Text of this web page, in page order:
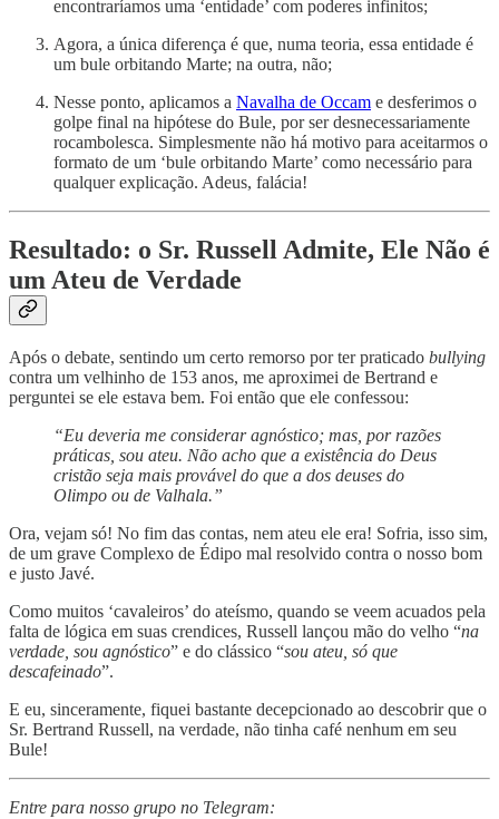
encontraríamos uma ‘entidade’ com poderes infinitos;
Agora, a única diferença é que, numa teoria, essa entidade é
um bule orbitando Marte; na outra, não;
Nesse ponto, aplicamos a Navalha de Occam e desferimos o
golpe final na hipótese do Bule, por ser desnecessariamente
rocambolesca. Simplesmente não há motivo para aceitarmos o
formato de um ‘bule orbitando Marte’ como necessário para
qualquer explicação. Adeus, falácia!
Resultado: o Sr. Russell Admite, Ele Não é
um Ateu de Verdade
Após o debate, sentindo um certo remorso por ter praticado bullying
contra um velhinho de 153 anos, me aproximei de Bertrand e
perguntei se ele estava bem. Foi então que ele confessou:
“Eu deveria me considerar agnóstico; mas, por razões
práticas, sou ateu. Não acho que a existência do Deus
cristão seja mais provável do que a dos deuses do
Olimpo ou de Valhala.”
Ora, vejam só! No fim das contas, nem ateu ele era! Sofria, isso sim,
de um grave Complexo de Édipo mal resolvido contra o nosso bom
e justo Javé.
Como muitos ‘cavaleiros’ do ateísmo, quando se veem acuados pela
falta de lógica em suas crendices, Russell lançou mão do velho “na
verdade, sou agnóstico” e do clássico “sou ateu, só que
descafeinado”.
E eu, sinceramente, fiquei bastante decepcionado ao descobrir que o
Sr. Bertrand Russell, na verdade, não tinha café nenhum em seu
Bule!
Entre para nosso grupo no Telegram: